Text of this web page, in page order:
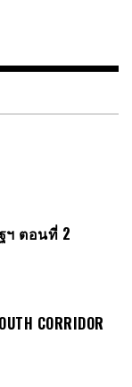
ฯ ตอนที่ 2
CORRIDOR